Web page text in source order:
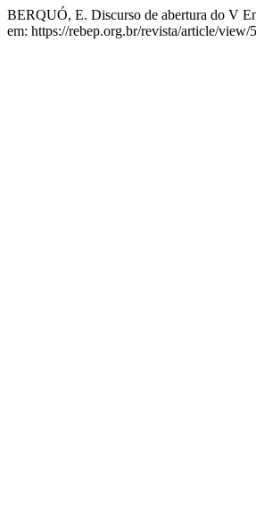
BERQUÓ, E. Discurso de abertura do V
em: https://rebep.org.br/revista/article/view/